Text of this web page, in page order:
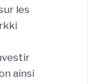
les
ainsi